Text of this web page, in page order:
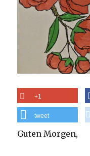
+1
tweet
Guten Morgen,